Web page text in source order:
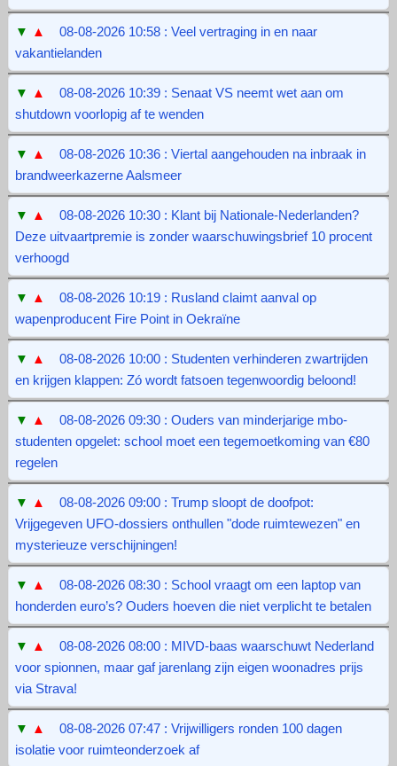
▼ ▲
08-08-2026 10:58 : Veel vertraging in en naar
vakantielanden
▼ ▲
08-08-2026 10:39 : Senaat VS neemt wet aan om
shutdown voorlopig af te wenden
▼ ▲
08-08-2026 10:36 : Viertal aangehouden na inbraak in
brandweerkazerne Aalsmeer
▼ ▲
08-08-2026 10:30 : Klant bij Nationale-Nederlanden?
Deze uitvaartpremie is zonder waarschuwingsbrief 10 procent
verhoogd
▼ ▲
08-08-2026 10:19 : Rusland claimt aanval op
wapenproducent Fire Point in Oekraïne
▼ ▲
08-08-2026 10:00 : Studenten verhinderen zwartrijden
en krijgen klappen: Zó wordt fatsoen tegenwoordig beloond!
▼ ▲
08-08-2026 09:30 : Ouders van minderjarige mbo-
studenten opgelet: school moet een tegemoetkoming van €80
regelen
▼ ▲
08-08-2026 09:00 : Trump sloopt de doofpot:
Vrijgegeven UFO-dossiers onthullen "dode ruimtewezen" en
mysterieuze verschijningen!
▼ ▲
08-08-2026 08:30 : School vraagt om een laptop van
honderden euro’s? Ouders hoeven die niet verplicht te betalen
▼ ▲
08-08-2026 08:00 : MIVD-baas waarschuwt Nederland
voor spionnen, maar gaf jarenlang zijn eigen woonadres prijs
via Strava!
▼ ▲
08-08-2026 07:47 : Vrijwilligers ronden 100 dagen
isolatie voor ruimteonderzoek af